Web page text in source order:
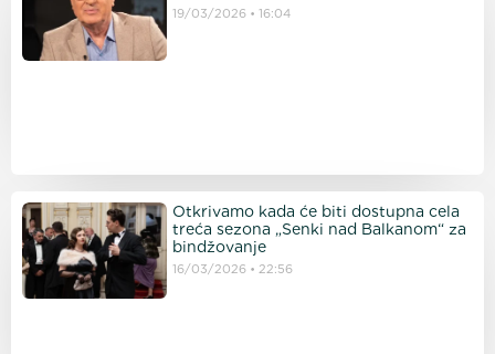
19/03/2026 16:04
Otkrivamo kada će biti dostupna cela
treća sezona „Senki nad Balkanom“ za
bindžovanje
16/03/2026 22:56